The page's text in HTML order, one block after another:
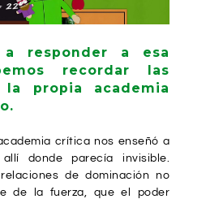
a responder a esa
recordar las
propia academia
crítica nos enseñó a
donde parecía invisible.
de dominación no
de la fuerza, que el poder